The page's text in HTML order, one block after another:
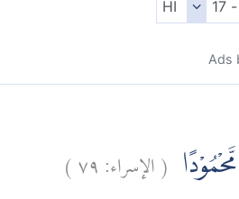
Ads
(الإسراء:٧٩)